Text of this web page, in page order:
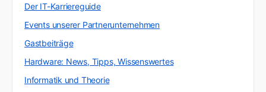
Der IT-Karriereguide
Events unserer Partnerunternehmen
Gastbeiträge
Hardware: News, Tipps, Wissenswertes
Informatik und Theorie